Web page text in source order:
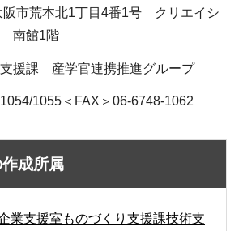
市荒本北1丁目4番1号 クリエイシ
南館1階
援課 産学官連携推進グループ
1055＜FAX＞06-6748-1062
成所属
業支援室ものづくり支援課技術支